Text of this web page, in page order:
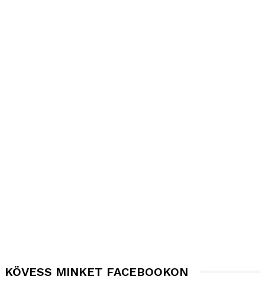
KÖVESS MINKET FACEBOOKON